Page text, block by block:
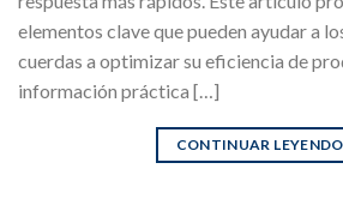
elementos clave que pueden ayudar a
cuerdas a optimizar su eficiencia de
información práctica […]
CONTINUAR LEYENDO